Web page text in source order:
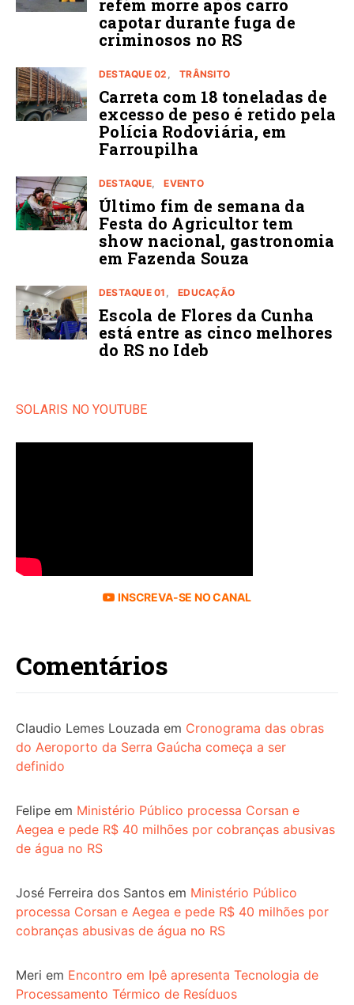
refém morre após carro
capotar durante fuga de
criminosos no RS
DESTAQUE 02 TRÂNSITO
Carreta com 18 toneladas de
excesso de peso é retido pela
Polícia Rodoviária, em
Farroupilha
DESTAQUE EVENTO
Último fim de semana da
Festa do Agricultor tem
show nacional, gastronomia
em Fazenda Souza
DESTAQUE 01 EDUCAÇÃO
Escola de Flores da Cunha
está entre as cinco melhores
do RS no Ideb
SOLARIS NO YOUTUBE
INSCREVA-SE NO CANAL
Comentários
Claudio Lemes Louzada em Cronograma das obras
do Aeroporto da Serra Gaúcha começa a ser
definido
Felipe em Ministério Público processa Corsan e
Aegea e pede R$ 40 milhões por cobranças abusivas
de água no RS
José Ferreira dos Santos em Ministério Público
processa Corsan e Aegea e pede R$ 40 milhões por
cobranças abusivas de água no RS
Meri em Encontro em Ipê apresenta Tecnologia de
Processamento Térmico de Resíduos